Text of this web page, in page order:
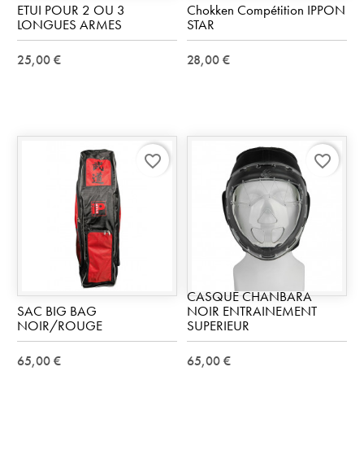
ETUI POUR 2 OU 3
LONGUES ARMES
25,00 €
Chokken Compétition IPPON
STAR
28,00 €
SAC BIG BAG
NOIR/ROUGE
65,00 €
favorite_border
CASQUE CHANBARA
NOIR ENTRAINEMENT
SUPERIEUR
65,00 €
favorite_border